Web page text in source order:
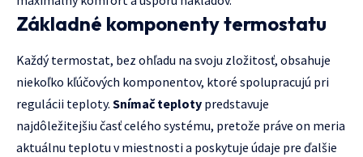
Základné komponenty termostatu
Každý termostat, bez ohľadu na svoju zložitosť, obsahuje
niekoľko kľúčových komponentov, ktoré spolupracujú pri
regulácii teploty. Snímač teploty predstavuje
najdôležitejšiu časť celého systému, pretože práve on meria
aktuálnu teplotu v miestnosti a poskytuje údaje pre ďalšie